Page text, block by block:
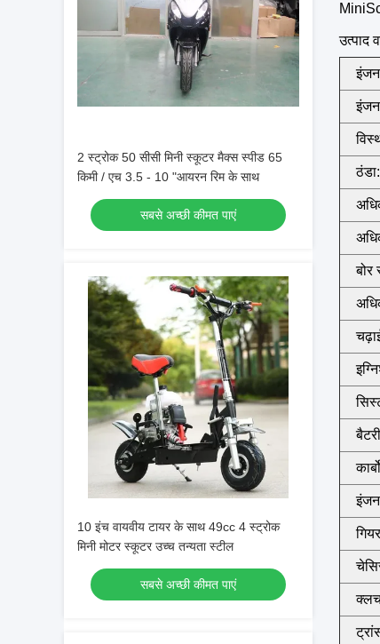
2 स्ट्रोक 50 सीसी मिनी स्कूटर मैक्स स्पीड 65
किमी / एच 3.5 - 10 "आयरन रिम के साथ
सबसे अच्छी कीमत पाएं
10 इंच वायवीय टायर के साथ 49cc 4 स्ट्रोक
मिनी मोटर स्कूटर उच्च तन्यता स्टील
सबसे अच्छी कीमत पाएं
उत्पाद
इंजन
ठंडा:
बोर